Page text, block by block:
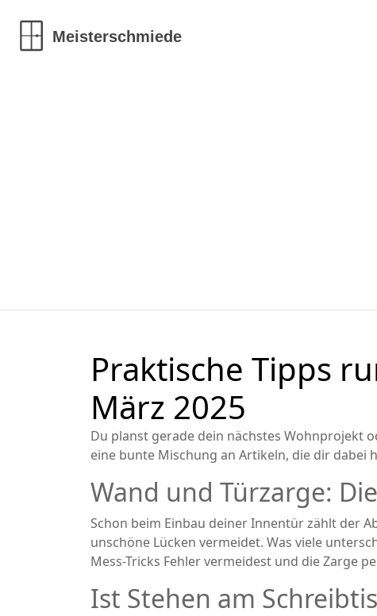
Praktische Tipps
März 2025
Du planst gerade dein nächstes Wohnprojekt
eine bunte Mischung an Artikeln, die dir dabei
Wand und Türzarge:
Schon beim Einbau deiner Innentür zählt der
unschöne Lücken vermeidet. Was viele
Mess-Tricks Fehler vermeidest und die Zarge
Ist Stehen am